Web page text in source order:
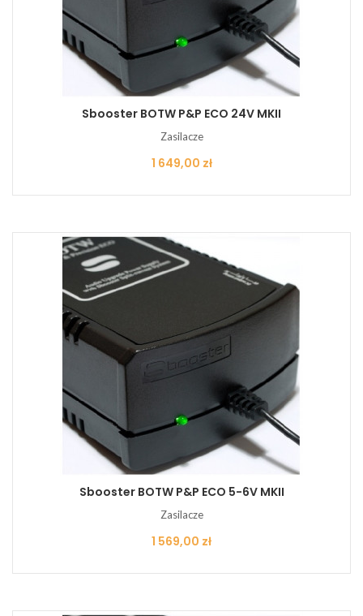
Sbooster BOTW P&P ECO 24V MKII
Zasilacze
Cena
1 649,00 zł
Sbooster BOTW P&P ECO 5-6V MKII
Zasilacze
Cena
1 569,00 zł